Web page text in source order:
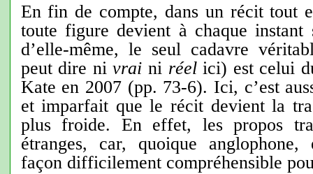
En fin de compte, dans un récit tout
toute figure devient à chaque instant
d’elle-même, le seul cadavre
peut dire nivrai ni réelici) est celui
Kate en 2007 (pp. 73-6). Ici, c’est
et imparfait que le récit devient la
plus froide. En effet, les propos
étranges, car, quoique anglophone,
façon difficilement compréhensible